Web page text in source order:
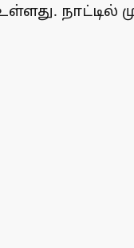
நாட்டில்